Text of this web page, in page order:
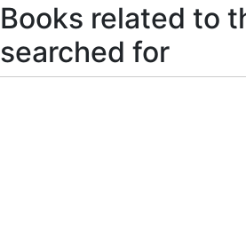
Books related to
searched for